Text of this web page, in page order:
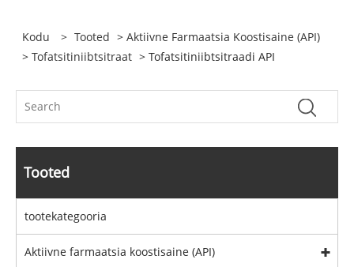
Kodu > Tooted >Aktiivne Farmaatsia Koostisaine (API)
>Tofatsitiniibtsitraat > Tofatsitiniibtsitraadi API
Tooted
tootekategooria
Aktiivne farmaatsia koostisaine (API)